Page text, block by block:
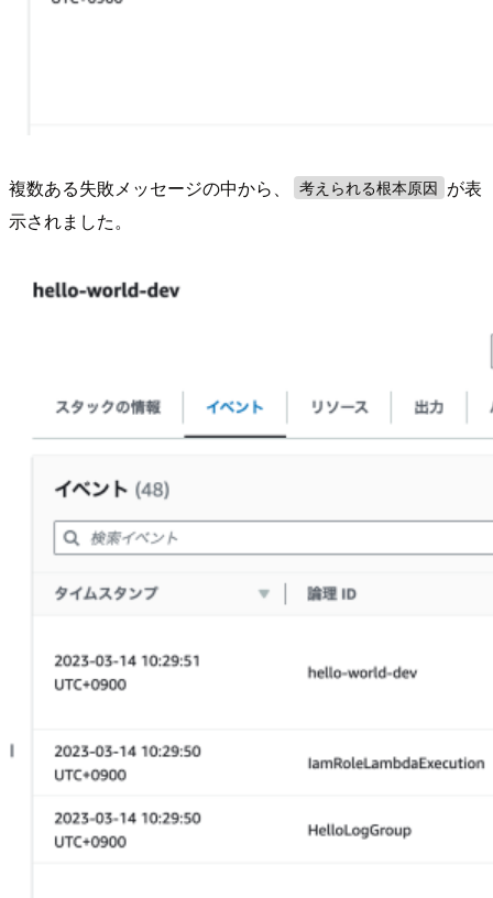
複数ある失敗メッセージの中から、 考えられる根本原因
が表
示されました。